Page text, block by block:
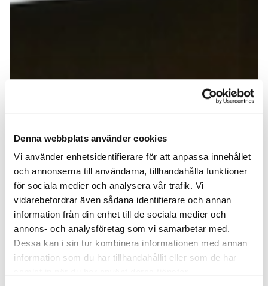
Denna webbplats använder cookies
Vi använder enhetsidentifierare för att anpassa innehållet
och annonserna till användarna, tillhandahålla funktioner
för sociala medier och analysera vår trafik. Vi
vidarebefordrar även sådana identifierare och annan
information från din enhet till de sociala medier och
annons- och analysföretag som vi samarbetar med.
Dessa kan i sin tur kombinera informationen med annan
information som du har tillhandahållit eller som de har